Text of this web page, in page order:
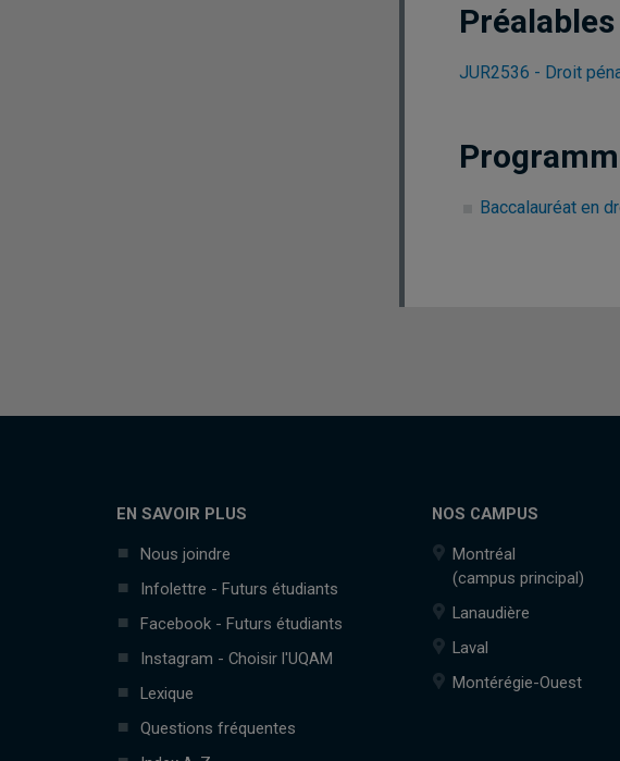
JUR2536 - Droit
Baccalauréat en
EN SAVOIR PLUS
Nous joindre
Infolettre - Futurs étudiants
Facebook - Futurs étudiants
Instagram - Choisir l'UQAM
Lexique
Questions fréquentes
NOS CAMPUS
Montréal
(campus principal)
Lanaudière
Laval
Montérégie-Ouest